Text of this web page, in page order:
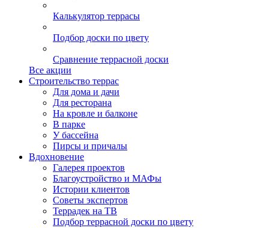
Калькулятор террасы
Подбор доски по цвету
Сравнение террасной доски
Все акции
Строительство террас
Для дома и дачи
Для ресторана
На кровле и балконе
В парке
У бассейна
Пирсы и причалы
Вдохновение
Галерея проектов
Благоустройство и МАФы
Истории клиентов
Советы экспертов
Террадек на ТВ
Подбор террасной доски по цвету